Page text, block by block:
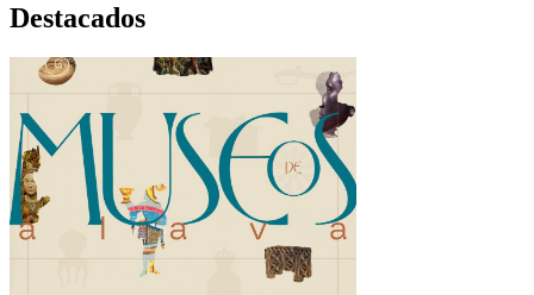
Destacados